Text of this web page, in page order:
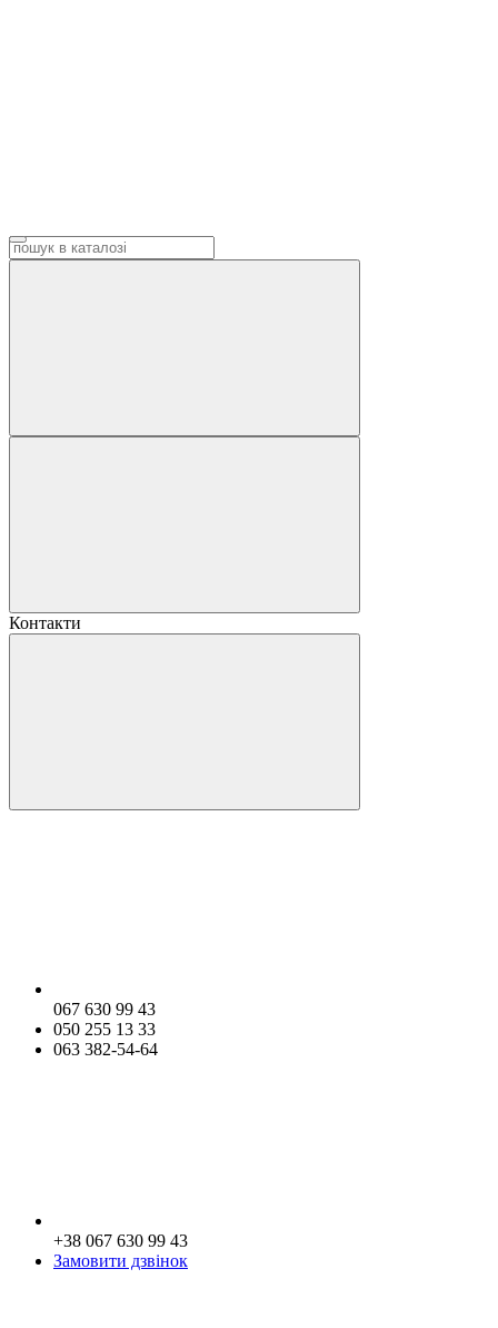
Контакти
067 630 99 43
050 255 13 33
063 382-54-64
+38 067 630 99 43
Замовити дзвінок